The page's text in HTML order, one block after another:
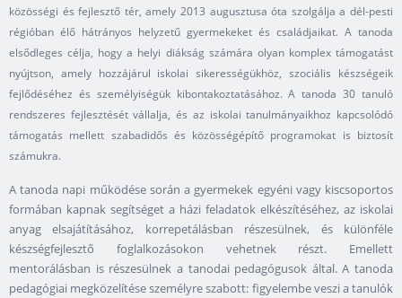
közösségi és fejlesztő tér, amely 2013 augusztusa óta szolgálja a dél-pesti
régióban élő hátrányos helyzetű gyermekeket és családjaikat. A tanoda
elsődleges célja, hogy a helyi diákság számára olyan komplex támogatást
nyújtson, amely hozzájárul iskolai sikerességükhöz, szociális készségeik
fejlődéséhez és személyiségük kibontakoztatásához. A tanoda 30 tanuló
rendszeres fejlesztését vállalja, és az iskolai tanulmányaikhoz kapcsolódó
támogatás mellett szabadidős és közösségépítő programokat is biztosít
számukra.
A tanoda napi működése során a gyermekek egyéni vagy kiscsoportos
formában kapnak segítséget a házi feladatok elkészítéséhez, az iskolai
anyag elsajátításához, korrepetálásban részesülnek, és különféle
készségfejlesztő foglalkozásokon vehetnek részt. Emellett
mentorálásban is részesülnek a tanodai pedagógusok által. A tanoda
pedagógiai megközelítése személyre szabott: figyelembe veszi a tanulók